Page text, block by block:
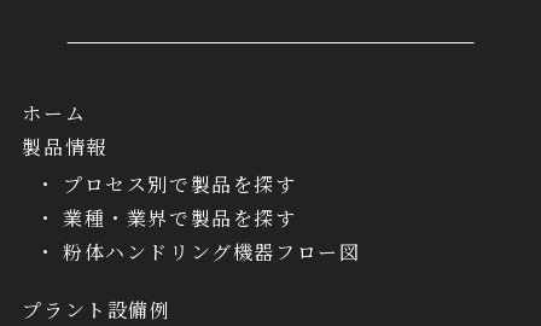
ホーム
製品情報
プロセス別で製品を探す
業種・業界で製品を探す
粉体ハンドリング機器フロー図
プラント設備例